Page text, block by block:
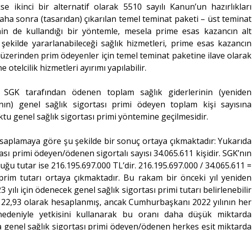
ikinci bir alternatif olarak 5510 sayılı Kanun’un hazırlıkları
sonra (tasarıdan) çıkarılan temel teminat paketi – üst teminat
de kullandığı bir yöntemle, mesela prime esas kazancın alt
yararlanabileceği sağlık hizmetleri, prime esas kazancın
prim ödeyenler için temel teminat paketine ilave olarak
otelcilik hizmetleri ayırımı yapılabilir.
tarafından ödenen toplam sağlık giderlerinin (yeniden
genel sağlık sigortası primi ödeyen toplam kişi sayısına
genel sağlık sigortası primi yöntemine geçilmesidir.
göre şu şekilde bir sonuç ortaya çıkmaktadır: Yukarıda
primi ödeyen/ödenen sigortalı sayısı 34.065.611 kişidir. SGK’nın
tutar ise 216.195.697.000 TL’dir. 216.195.697.000 / 34.065.611 =
tutarı ortaya çıkmaktadır. Bu rakam bir önceki yıl yeniden
yılı için ödenecek genel sağlık sigortası primi tutarı belirlenebilir
olarak hesaplanmış, ancak Cumhurbaşkanı 2022 yılının her
yetkisini kullanarak bu oranı daha düşük miktarda
genel sağlık sigortası primi ödeyen/ödenen herkes eşit miktarda